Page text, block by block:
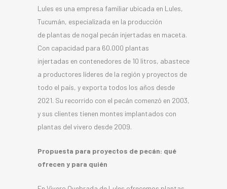
Lules es una empresa familiar ubicada en Lules,
Tucumán, especializada en la producción
de plantas de nogal pecán injertadas en maceta.
Con capacidad para 60.000 plantas
injertadas en contenedores de 10 litros, abastece
a productores líderes de la región y proyectos de
todo el país, y exporta todos los años desde
2021. Su recorrido con el pecán comenzó en 2003,
y sus clientes tienen montes implantados con
plantas del vivero desde 2009.
Propuesta para proyectos de pecán: qué
ofrecen y para quién